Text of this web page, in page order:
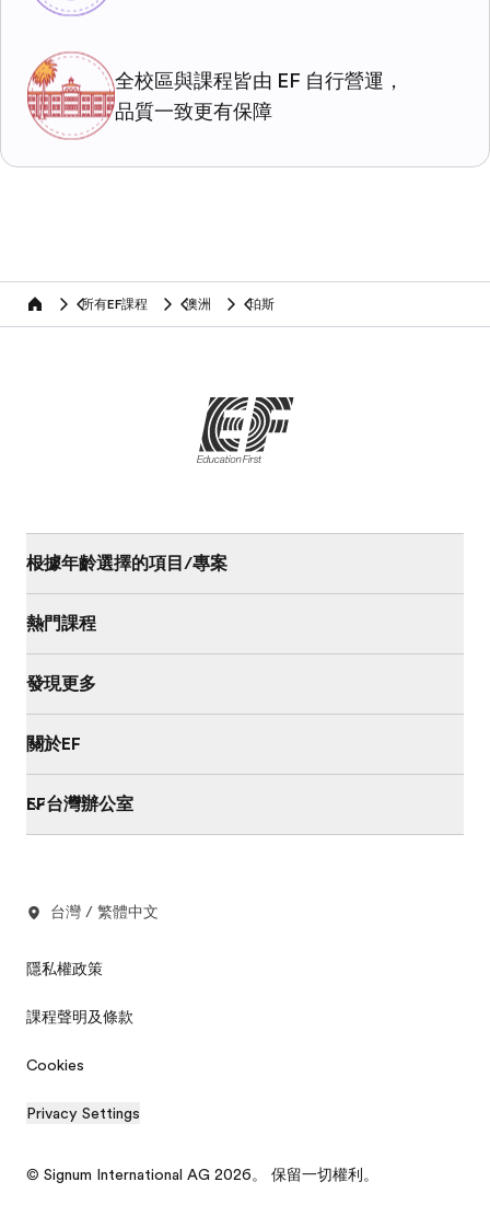
全校區與課程皆由 EF 自行營運，
品質一致更有保障
home 所有EF課程 澳洲 珀斯
根據年齡選擇的項目/專案
熱門課程
發現更多
關於EF
EF台灣辦公室
台灣 / 繁體中文
隱私權政策
課程聲明及條款
Cookies
Privacy Settings
© Signum International AG 2026。 保留一切權利。